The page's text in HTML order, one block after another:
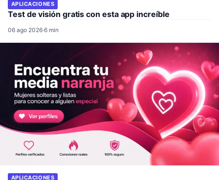
APLICACIONES
Test de visión gratis con esta app increíble
06 ago 2026·6 min
APLICACIONES